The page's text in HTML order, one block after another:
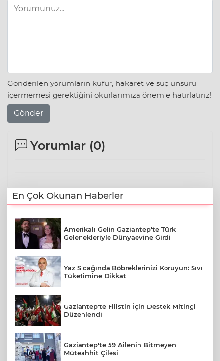
Gönderilen yorumların küfür, hakaret ve suç unsuru
içermemesi gerektiğini okurlarımıza önemle hatırlatırız!
Gönder
Yorumlar (0)
En Çok Okunan Haberler
Amerikalı Gelin Gaziantep'te Türk
Gelenekleriyle Dünyaevine Girdi
Yaz Sıcağında Böbreklerinizi Koruyun: Sıvı
Tüketimine Dikkat
Gaziantep'te Filistin İçin Destek Mitingi
Düzenlendi
Gaziantep'te 59 Ailenin Bitmeyen
Müteahhit Çilesi